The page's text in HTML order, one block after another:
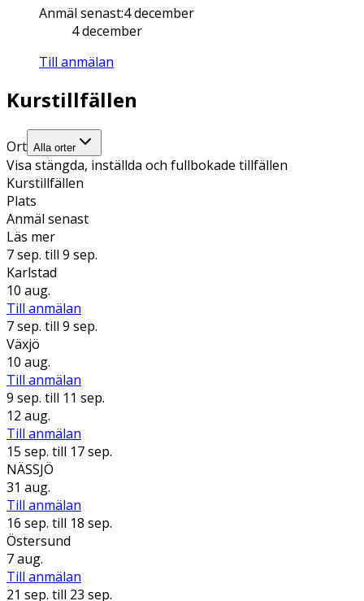
Anmäl senast:4 december
4 december
Till anmälan
Kurstillfällen
Ort Alla orter
Visa stängda, inställda och fullbokade tillfällen
Kurstillfällen
Plats
Anmäl senast
Läs mer
7 sep. till 9 sep.
Karlstad
10 aug.
Till anmälan
7 sep. till 9 sep.
Växjö
10 aug.
Till anmälan
9 sep. till 11 sep.
12 aug.
Till anmälan
15 sep. till 17 sep.
NÄSSJÖ
31 aug.
Till anmälan
16 sep. till 18 sep.
Östersund
7 aug.
Till anmälan
21 sep. till 23 sep.